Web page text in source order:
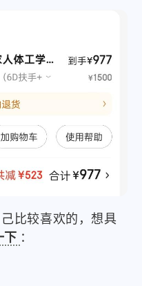
比较喜欢的，想具
下 ：